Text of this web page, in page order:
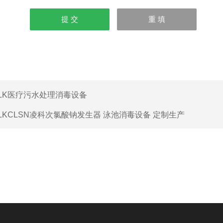
医疗污水处理消毒设备
凌科次氯酸钠发生器 泳池消毒设备 定制生产